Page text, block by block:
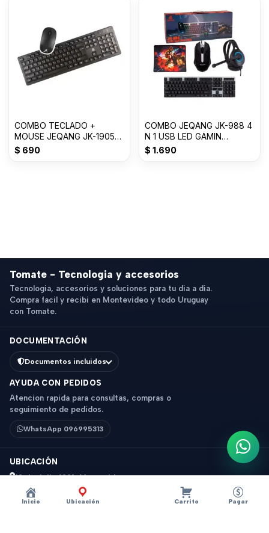
Inicio Ubicación Carrito Pagar
COMBO TECLADO +
MOUSE JEQANG JK-1905
GBT-14081-2010
$ 690
COMBO JEQANG JK-988 4
N 1 USB LED GAMIN
GCOMBO GB/T 26245-20
$ 1.690
Tomate - Tecnologia y accesorios
Tecnologia, accesorios y soluciones para tu dia a dia.
Compra facil y recibi en Montevideo y todo Uruguay
con Tomate.
DOCUMENTACIÓN
Documentos incluidos
AYUDA CON PEDIDOS
Atencion rapida para consultas, compras o
seguimiento de pedidos.
WhatsApp 096995313
UBICACIÓN
18 de Julio 1831, Montevideo
Horario: 9 a 18 hs